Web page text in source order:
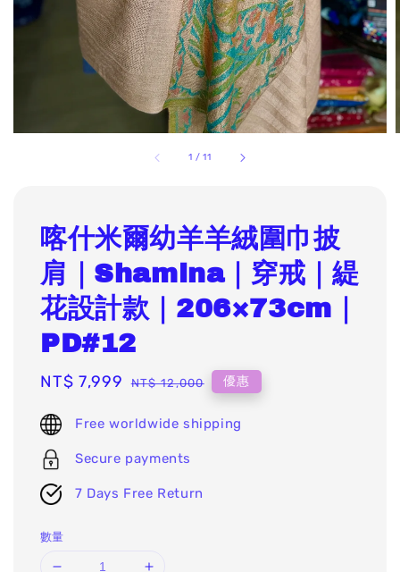
1 /11
喀什米爾幼羊羊絨圍巾披
肩｜Shamina｜穿戒｜緹
花設計款｜206×73cm｜
PD#12
Sale
NT$ 7,999 Regular
NT$ 12,000 優惠
Free worldwide shipping
Secure payments
7 Days Free Return
數量